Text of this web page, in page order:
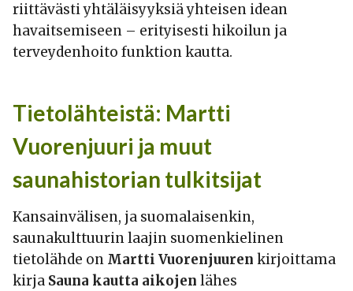
riittävästi yhtäläisyyksiä yhteisen idean
havaitsemiseen – erityisesti hikoilun ja
terveydenhoito funktion kautta.
Tietolähteistä: Martti
Vuorenjuuri ja muut
saunahistorian tulkitsijat
Kansainvälisen, ja suomalaisenkin,
saunakulttuurin laajin suomenkielinen
tietolähde on Martti Vuorenjuuren kirjoittama
kirja Sauna kautta aikojen lähes